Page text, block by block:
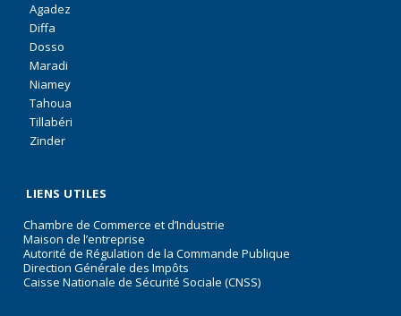
Agadez
Diffa
Dosso
Maradi
Niamey
Tahoua
Tillabéri
Zinder
LIENS UTILES
Chambre de Commerce et d’Industrie
Maison de l’entreprise
Autorité de Régulation de la Commande Publique
Direction Générale des Impôts
Caisse Nationale de Sécurité Sociale (CNSS)